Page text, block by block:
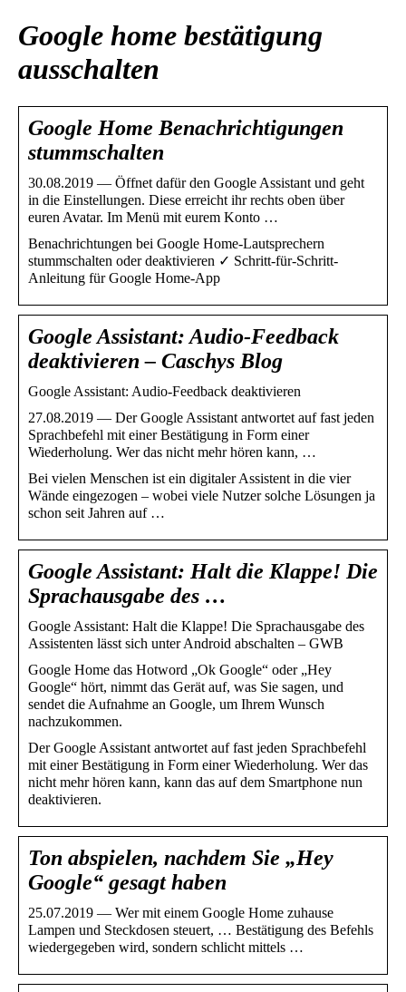
Google home bestätigung
ausschalten
Google Home Benachrichtigungen
stummschalten
30.08.2019 — Öffnet dafür den Google Assistant und geht
in die Einstellungen. Diese erreicht ihr rechts oben über
euren Avatar. Im Menü mit eurem Konto …
Benachrichtungen bei Google Home-Lautsprechern
stummschalten oder deaktivieren ✓ Schritt-für-Schritt-
Anleitung für Google Home-App
Google Assistant: Audio-Feedback
deaktivieren – Caschys Blog
Google Assistant: Audio-Feedback deaktivieren
27.08.2019 — Der Google Assistant antwortet auf fast jeden
Sprachbefehl mit einer Bestätigung in Form einer
Wiederholung. Wer das nicht mehr hören kann, …
Bei vielen Menschen ist ein digitaler Assistent in die vier
Wände eingezogen – wobei viele Nutzer solche Lösungen ja
schon seit Jahren auf …
Google Assistant: Halt die Klappe! Die
Sprachausgabe des …
Google Assistant: Halt die Klappe! Die Sprachausgabe des
Assistenten lässt sich unter Android abschalten – GWB
Google Home das Hotword „Ok Google“ oder „Hey
Google“ hört, nimmt das Gerät auf, was Sie sagen, und
sendet die Aufnahme an Google, um Ihrem Wunsch
nachzukommen.
Der Google Assistant antwortet auf fast jeden Sprachbefehl
mit einer Bestätigung in Form einer Wiederholung. Wer das
nicht mehr hören kann, kann das auf dem Smartphone nun
deaktivieren.
Ton abspielen, nachdem Sie „Hey
Google“ gesagt haben
25.07.2019 — Wer mit einem Google Home zuhause
Lampen und Steckdosen steuert, … Bestätigung des Befehls
wiedergegeben wird, sondern schlicht mittels …